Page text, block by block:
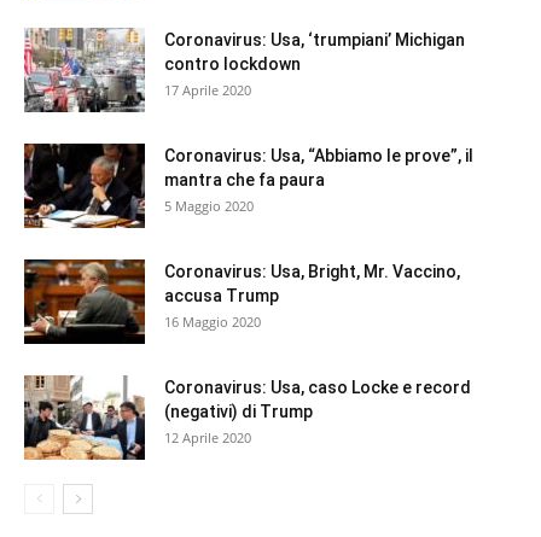
Coronavirus: Usa, ‘trumpiani’ Michigan
contro lockdown
17 Aprile 2020
Coronavirus: Usa, “Abbiamo le prove”, il
mantra che fa paura
5 Maggio 2020
Coronavirus: Usa, Bright, Mr. Vaccino,
accusa Trump
16 Maggio 2020
Coronavirus: Usa, caso Locke e record
(negativi) di Trump
12 Aprile 2020